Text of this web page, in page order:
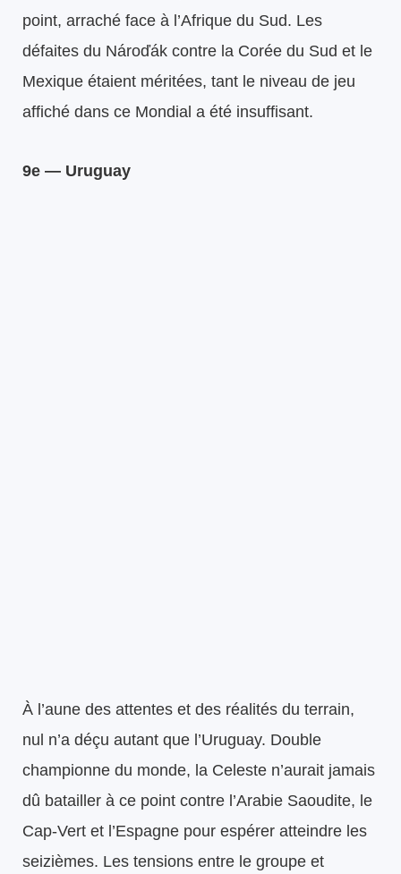
point, arraché face à l’Afrique du Sud. Les
défaites du Nároďák contre la Corée du Sud et le
Mexique étaient méritées, tant le niveau de jeu
affiché dans ce Mondial a été insuffisant.
9e — Uruguay
À l’aune des attentes et des réalités du terrain,
nul n’a déçu autant que l’Uruguay. Double
championne du monde, la Celeste n’aurait jamais
dû batailler à ce point contre l’Arabie Saoudite, le
Cap-Vert et l’Espagne pour espérer atteindre les
seizièmes. Les tensions entre le groupe et